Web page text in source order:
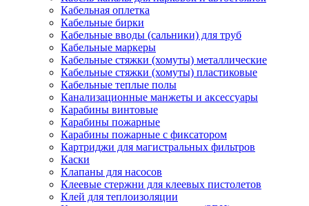
Кабельная оплетка
Кабельные бирки
Кабельные вводы (сальники) для труб
Кабельные маркеры
Кабельные стяжки (хомуты) металлические
Кабельные стяжки (хомуты) пластиковые
Кабельные теплые полы
Канализационные манжеты и аксессуары
Карабины винтовые
Карабины пожарные
Карабины пожарные с фиксатором
Картриджи для магистральных фильтров
Каски
Клапаны для насосов
Клеевые стержни для клеевых пистолетов
Клей для теплоизоляции